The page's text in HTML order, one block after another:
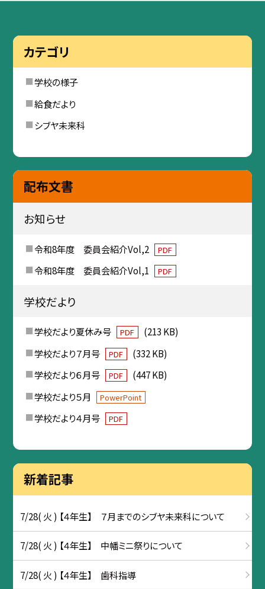
カテゴリ
学校の様子
給食だより
シブヤ未来科
配布文書
お知らせ
令和8年度 委員会紹介Vol,2 PDF
令和8年度 委員会紹介Vol,1 PDF
学校だより
学校だより夏休み号 PDF
(213 KB)
学校だより７月号
PDF
(332 KB)
学校だより６月号
PDF
(447 KB)
学校だより５月
PowerPoint
学校だより４月号 PDF
新着記事
7/28( 火 ) 【４年生】 ７月までのシブヤ未来科について
7/28( 火 ) 【４年生】 中幡ミニ祭りについて
7/28( 火 ) 【４年生】 歯科指導